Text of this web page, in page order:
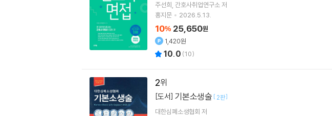
주선희 간호사취업연구소 저
홍지문
2026.5.13.
10% 25,650원
1,420원
10.0 (10)
2
[도서] 기본소생술 [ 2판]
대한심폐소생협회 저